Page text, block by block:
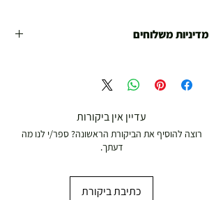
מדיניות משלוחים
19.00 ₪
עדיין אין ביקורות
רוצה להוסיף את הביקורת הראשונה? ספר/י לנו מה
דעתך.
כתיבת ביקורת